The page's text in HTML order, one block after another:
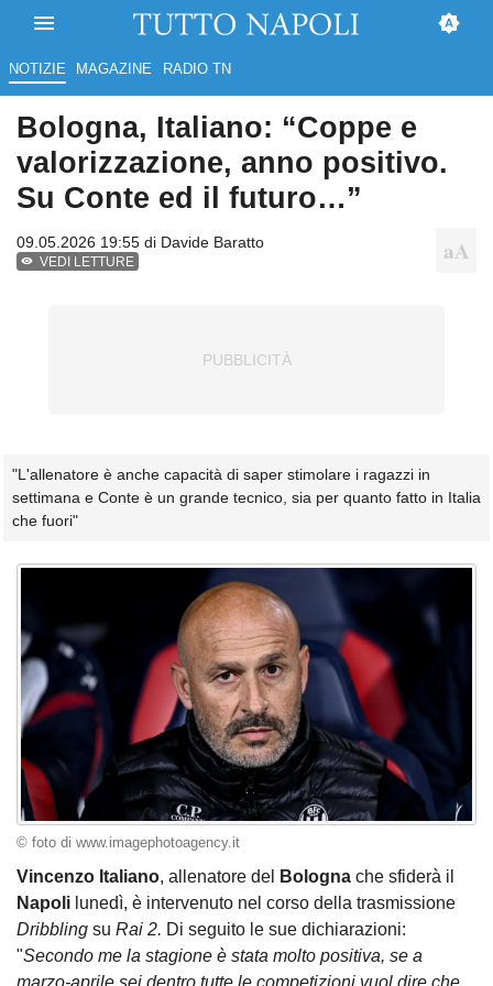
NOTIZIE MAGAZINE RADIO TN
Bologna, Italiano: “Coppe e
valorizzazione, anno positivo.
Su Conte ed il futuro…”
09.05.2026 19:55 di Davide Baratto
VEDI LETTURE
"L'allenatore è anche capacità di saper stimolare i ragazzi in
settimana e Conte è un grande tecnico, sia per quanto fatto in Italia
che fuori"
© foto di www.imagephotoagency.it
Vincenzo Italiano, allenatore del Bologna che sfiderà il
Napoli lunedì, è intervenuto nel corso della trasmissione
Dribbling su Rai 2. Di seguito le sue dichiarazioni:
"Secondo me la stagione è stata molto positiva, se a